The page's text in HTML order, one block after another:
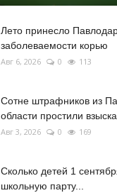
Лето принесло
заболеваемости корью
Авг 6, 2026 0 113
Сотне штрафников из
области простили
Авг 3, 2026 0 169
Сколько детей 1
школьную парту...